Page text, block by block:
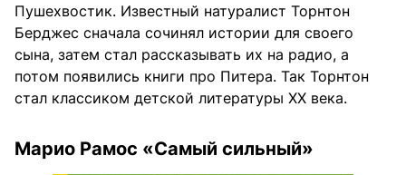
Пушехвостик. Известный натуралист Торнтон
Берджес сначала сочинял истории для своего
сына, затем стал рассказывать их на радио, а
потом появились книги про Питера. Так Торнтон
стал классиком детской литературы XX века.
Марио Рамос «Самый сильный»